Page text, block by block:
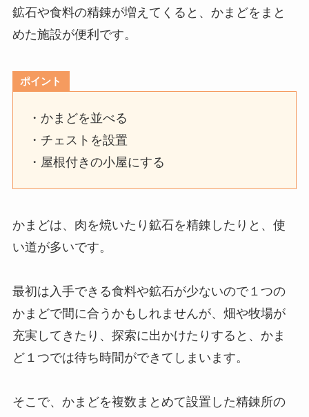
鉱石や食料の精錬が増えてくると、かまどをまと
めた施設が便利です。
ポイント
・かまどを並べる
・チェストを設置
・屋根付きの小屋にする
かまどは、肉を焼いたり鉱石を精錬したりと、使
い道が多いです。
最初は入手できる食料や鉱石が少ないので１つの
かまどで間に合うかもしれませんが、畑や牧場が
充実してきたり、探索に出かけたりすると、かま
ど１つでは待ち時間ができてしまいます。
そこで、かまどを複数まとめて設置した精錬所の